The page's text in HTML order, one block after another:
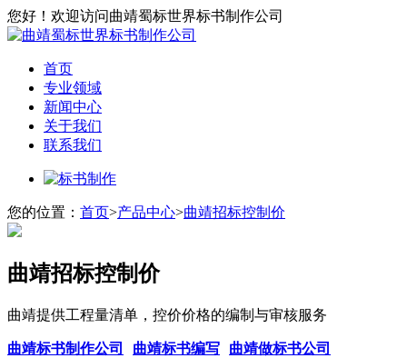
您好！欢迎访问曲靖蜀标世界标书制作公司
首页
专业领域
新闻中心
关于我们
联系我们
您的位置： 首页>产品中心>曲靖招标控制价
曲靖招标控制价
曲靖提供工程量清单，控价价格的编制与审核服务
曲靖标书制作公司 曲靖标书编写 曲靖做标书公司